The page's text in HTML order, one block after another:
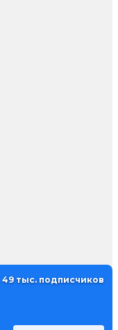
49 тыс. подписчиков